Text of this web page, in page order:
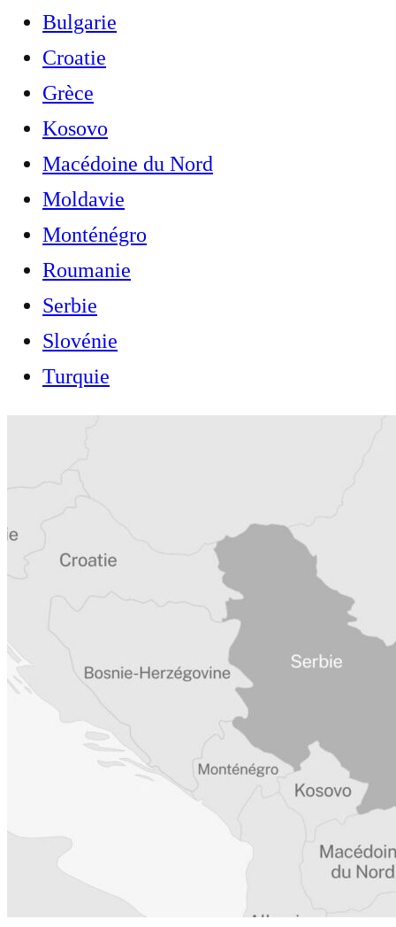
Bulgarie
Croatie
Grèce
Kosovo
Macédoine du Nord
Moldavie
Monténégro
Roumanie
Serbie
Slovénie
Turquie